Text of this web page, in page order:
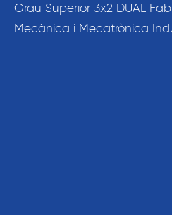
Grau Superior 3x2 DUAL
Mecànica i Mecatrònica